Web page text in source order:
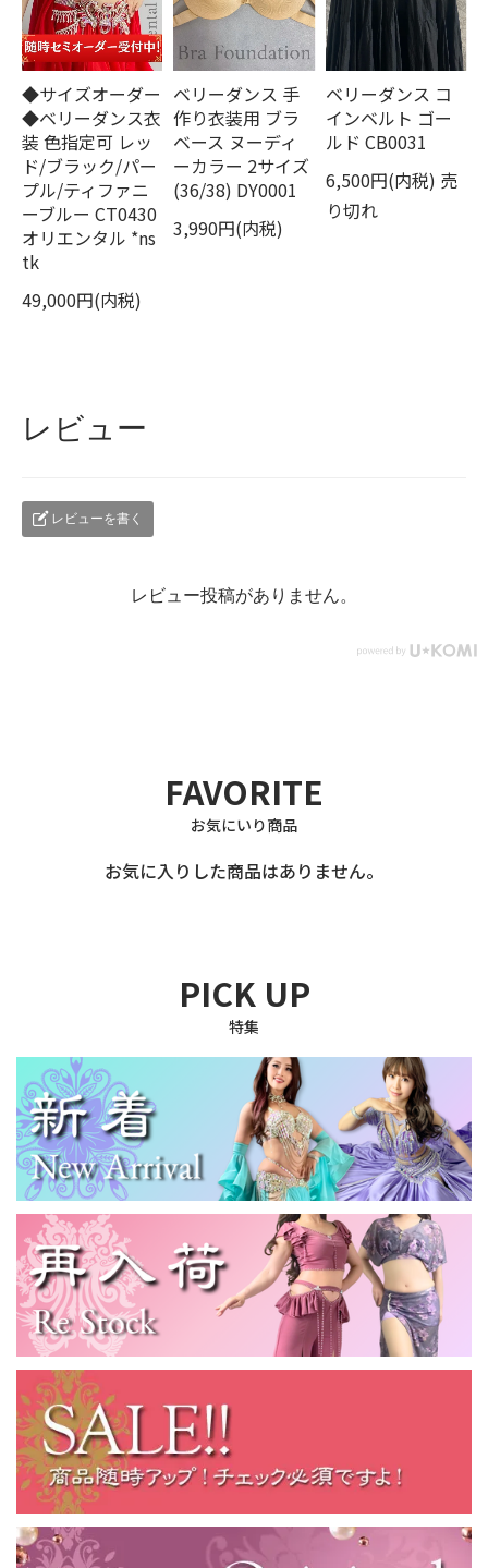
◆サイズオーダー
◆ベリーダンス衣
装 色指定可 レッ
ド/ブラック/パー
プル/ティファニ
ーブルー CT0430
オリエンタル *ns
tk
49,000円(内税)
ベリーダンス 手
作り衣装用 ブラ
ベース ヌーディ
ーカラー 2サイズ
(36/38) DY0001
3,990円(内税)
ベリーダンス コ
インベルト ゴー
ルド CB0031
6,500円(内税) 売
り切れ
レビュー
レビューを書く
レビュー投稿がありません。
FAVORITE
お気にいり商品
お気に入りした商品はありません。
PICK UP
特集